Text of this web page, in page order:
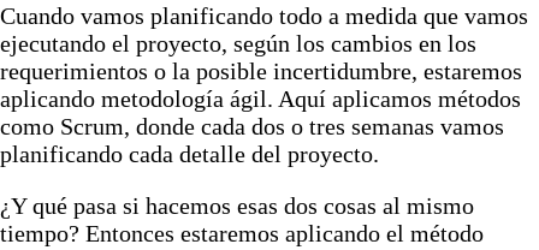
Cuando vamos planificando todo a medida que vamos
ejecutando el proyecto, según los cambios en los
requerimientos o la posible incertidumbre, estaremos
aplicando metodología ágil. Aquí aplicamos métodos
como Scrum, donde cada dos o tres semanas vamos
planificando cada detalle del proyecto.
¿Y qué pasa si hacemos esas dos cosas al mismo
tiempo? Entonces estaremos aplicando el método